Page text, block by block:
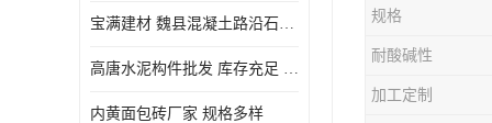
宝满建材 魏县混凝土路沿石批发
高唐水泥构件批发 库存充足 宝满建材
内黄面包砖厂家 规格多样
规格
耐酸碱性
加工定制